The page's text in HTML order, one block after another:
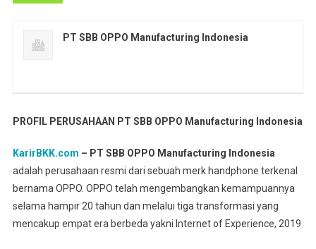
PT SBB OPPO Manufacturing Indonesia
PROFIL PERUSAHAAN PT SBB OPPO Manufacturing Indonesia
KarirBKK.com – PT SBB OPPO Manufacturing Indonesia
adalah perusahaan resmi dari sebuah merk handphone terkenal
bernama OPPO. OPPO telah mengembangkan kemampuannya
selama hampir 20 tahun dan melalui tiga transformasi yang
mencakup empat era berbeda yakni Internet of Experience, 2019